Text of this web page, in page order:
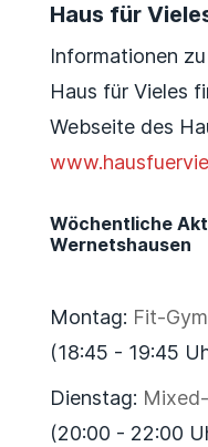
Haus für
Informationen
Haus für Vieles
Webseite des
Wöchentliche
Wernetshausen
Montag: Fit-
(18:45 - 19:45
Dienstag:
(20:00 - 22:00